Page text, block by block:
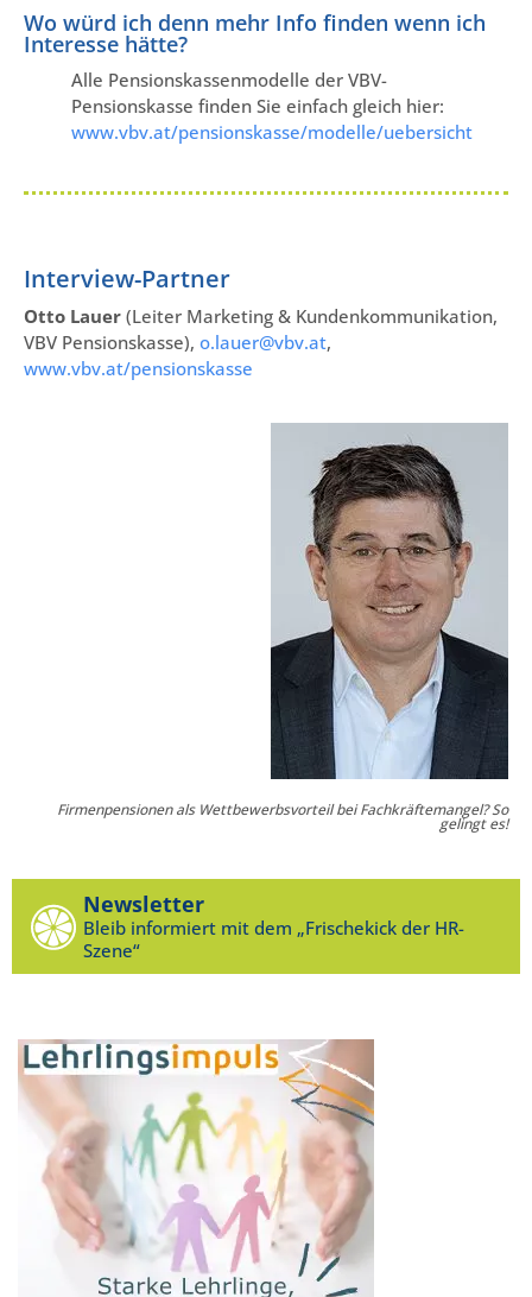
Wo würd ich denn mehr Info finden wenn ich
Interesse hätte?
Alle Pensionskassenmodelle der VBV-
Pensionskasse finden Sie einfach gleich hier:
www.vbv.at/pensionskasse/modelle/uebersicht
Interview-Partner
Otto Lauer (Leiter Marketing & Kundenkommunikation,
VBV Pensionskasse), o.lauer@vbv.at,
www.vbv.at/pensionskasse
Firmenpensionen als Wettbewerbsvorteil bei Fachkräftemangel? So
gelingt es!
Newsletter
Bleib informiert mit dem „Frischekick der HR-
Szene“